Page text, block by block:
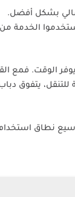
بشكل أفضل.
استخدموا
الوقت. فمع
يتفوق
نطاق